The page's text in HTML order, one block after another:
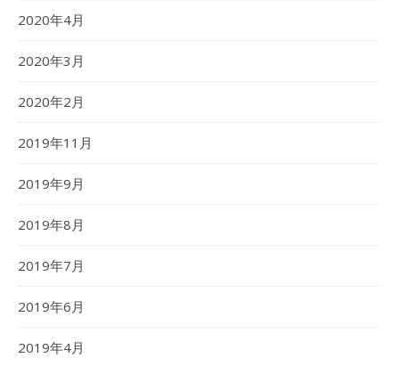
2020年4月
2020年3月
2020年2月
2019年11月
2019年9月
2019年8月
2019年7月
2019年6月
2019年4月